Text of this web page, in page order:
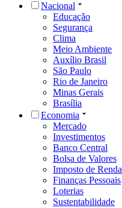
Nacional
Educação
Segurança
Clima
Meio Ambiente
Auxílio Brasil
São Paulo
Rio de Janeiro
Minas Gerais
Brasília
Economia
Mercado
Investimentos
Banco Central
Bolsa de Valores
Imposto de Renda
Finanças Pessoais
Loterias
Sustentabilidade